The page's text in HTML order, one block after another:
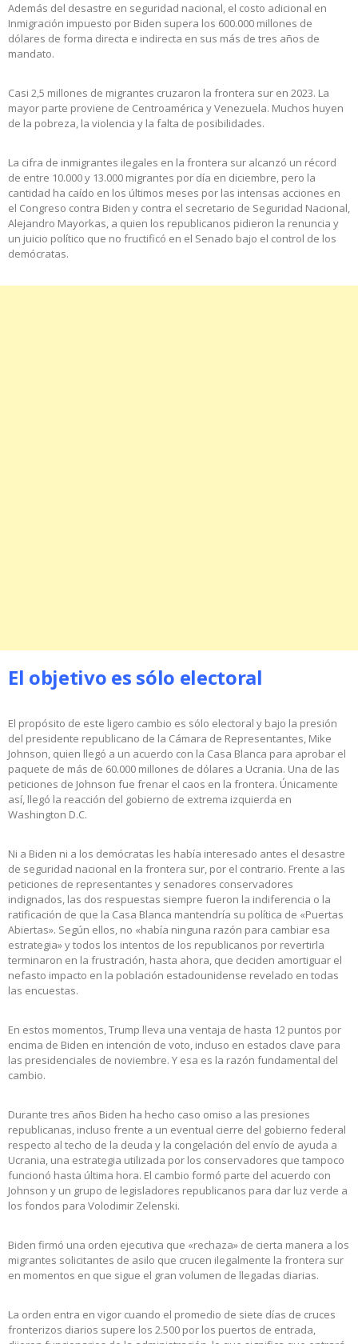
Además del desastre en seguridad nacional, el costo adicional en
Inmigración impuesto por Biden supera los 600.000 millones de
dólares de forma directa e indirecta en sus más de tres años de
mandato.
Casi 2,5 millones de migrantes cruzaron la frontera sur en 2023. La
mayor parte proviene de Centroamérica y Venezuela. Muchos huyen
de la pobreza, la violencia y la falta de posibilidades.
La cifra de inmigrantes ilegales en la frontera sur alcanzó un récord
de entre 10.000 y 13.000 migrantes por día en diciembre, pero la
cantidad ha caído en los últimos meses por las intensas acciones en
el Congreso contra Biden y contra el secretario de Seguridad Nacional,
Alejandro Mayorkas, a quien los republicanos pidieron la renuncia y
un juicio político que no fructificó en el Senado bajo el control de los
demócratas.
El objetivo es sólo electoral
El propósito de este ligero cambio es sólo electoral y bajo la presión
del presidente republicano de la Cámara de Representantes, Mike
Johnson, quien llegó a un acuerdo con la Casa Blanca para aprobar el
paquete de más de 60.000 millones de dólares a Ucrania. Una de las
peticiones de Johnson fue frenar el caos en la frontera. Únicamente
así, llegó la reacción del gobierno de extrema izquierda en
Washington D.C.
Ni a Biden ni a los demócratas les había interesado antes el desastre
de seguridad nacional en la frontera sur, por el contrario. Frente a las
peticiones de representantes y senadores conservadores
indignados, las dos respuestas siempre fueron la indiferencia o la
ratificación de que la Casa Blanca mantendría su política de «Puertas
Abiertas». Según ellos, no «había ninguna razón para cambiar esa
estrategia» y todos los intentos de los republicanos por revertirla
terminaron en la frustración, hasta ahora, que deciden amortiguar el
nefasto impacto en la población estadounidense revelado en todas
las encuestas.
En estos momentos, Trump lleva una ventaja de hasta 12 puntos por
encima de Biden en intención de voto, incluso en estados clave para
las presidenciales de noviembre. Y esa es la razón fundamental del
cambio.
Durante tres años Biden ha hecho caso omiso a las presiones
republicanas, incluso frente a un eventual cierre del gobierno federal
respecto al techo de la deuda y la congelación del envío de ayuda a
Ucrania, una estrategia utilizada por los conservadores que tampoco
funcionó hasta última hora. El cambio formó parte del acuerdo con
Johnson y un grupo de legisladores republicanos para dar luz verde a
los fondos para Volodimir Zelenski.
Biden firmó una orden ejecutiva que «rechaza» de cierta manera a los
migrantes solicitantes de asilo que crucen ilegalmente la frontera sur
en momentos en que sigue el gran volumen de llegadas diarias.
La orden entra en vigor cuando el promedio de siete días de cruces
fronterizos diarios supere los 2.500 por los puertos de entrada,